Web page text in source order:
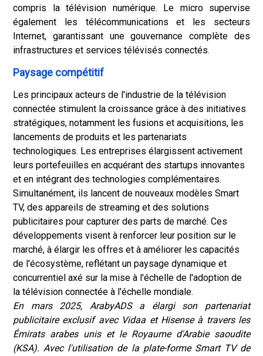
compris la télévision numérique. Le micro supervise
également les télécommunications et les secteurs
Internet, garantissant une gouvernance complète des
infrastructures et services télévisés connectés.
Paysage compétitif
Les principaux acteurs de l'industrie de la télévision
connectée stimulent la croissance grâce à des initiatives
stratégiques, notamment les fusions et acquisitions, les
lancements de produits et les partenariats
technologiques. Les entreprises élargissent activement
leurs portefeuilles en acquérant des startups innovantes
et en intégrant des technologies complémentaires.
Simultanément, ils lancent de nouveaux modèles Smart
TV, des appareils de streaming et des solutions
publicitaires pour capturer des parts de marché. Ces
développements visent à renforcer leur position sur le
marché, à élargir les offres et à améliorer les capacités
de l'écosystème, reflétant un paysage dynamique et
concurrentiel axé sur la mise à l'échelle de l'adoption de
la télévision connectée à l'échelle mondiale.
En mars 2025, ArabyADS a élargi son partenariat
publicitaire exclusif avec Vidaa et Hisense à travers les
Émirats arabes unis et le Royaume d'Arabie saoudite
(KSA). Avec l'utilisation de la plate-forme Smart TV de